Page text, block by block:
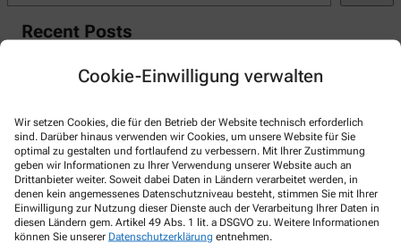
Cookie-Einwilligung verwalten
Wir setzen Cookies, die für den Betrieb der Website technisch erforderlich
sind. Darüber hinaus verwenden wir Cookies, um unsere Website für Sie
optimal zu gestalten und fortlaufend zu verbessern. Mit Ihrer Zustimmung
geben wir Informationen zu Ihrer Verwendung unserer Website auch an
Drittanbieter weiter. Soweit dabei Daten in Ländern verarbeitet werden, in
denen kein angemessenes Datenschutzniveau besteht, stimmen Sie mit Ihrer
Einwilligung zur Nutzung dieser Dienste auch der Verarbeitung Ihrer Daten in
diesen Ländern gem. Artikel 49 Abs. 1 lit. a DSGVO zu. Weitere Informationen
können Sie unserer Datenschutzerklärung entnehmen.
Recent Posts
A WordPress CommenterzuHello world!
Kontakt